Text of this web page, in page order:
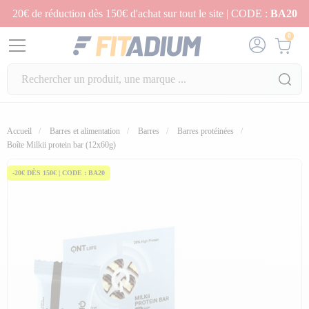
20€ de réduction dès 150€ d'achat sur tout le site | CODE : BA20
0
Accueil Barres et alimentation Barres
Barres protéinées
Boîte Milkii protein bar (12x60g)
-20€ DÈS 150€ | CODE : BA20